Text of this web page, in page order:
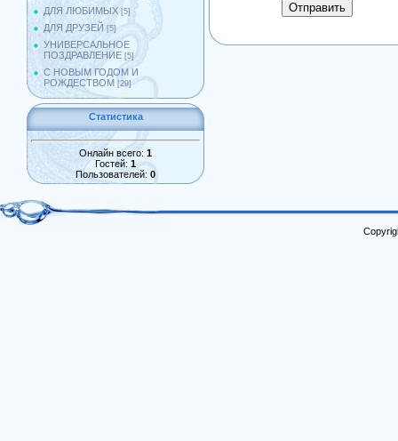
ДЛЯ ЛЮБИМЫХ [5]
ДЛЯ ДРУЗЕЙ [5]
УНИВЕРСАЛЬНОЕ
ПОЗДРАВЛЕНИЕ [5]
С НОВЫМ ГОДОМ И
РОЖДЕСТВОМ [29]
Статистика
Онлайн всего: 1
Гостей: 1
Пользователей: 0
Отправить